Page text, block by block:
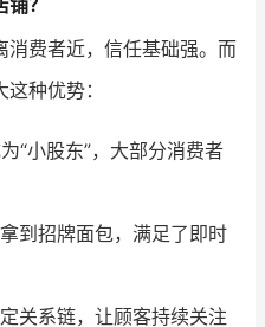
？
消费者近，信任基础强。而
种优势：
“小股东”，大部分消费者
到招牌面包，满足了即时
关系链，让顾客持续关注